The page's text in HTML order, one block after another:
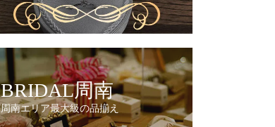
BRIDAL周南
周南エリア最大級の品揃え